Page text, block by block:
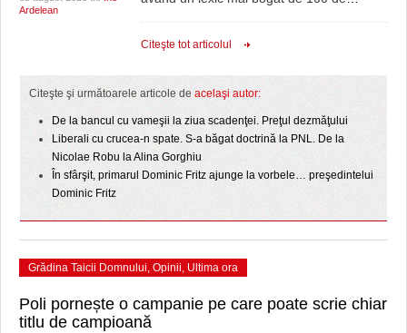
FARMACII DIN TIMIŞOARA
LICEE, ŞCOLI ŞI GRĂDINIŢE DIN TIMIŞ
PRIMĂRIILE DIN TIMIŞ
SFATUL MEDICULUI
Ardelean
Citeşte tot articolul
Citeşte şi următoarele articole de acelaşi autor:
De la bancul cu vameşii la ziua scadenţei. Preţul dezmăţului
Liberali cu crucea-n spate. S-a băgat doctrină la PNL. De la
Nicolae Robu la Alina Gorghiu
În sfârşit, primarul Dominic Fritz ajunge la vorbele… preşedintelui
Dominic Fritz
Grădina Taicii Domnului, Opinii, Ultima ora
Poli pornește o campanie pe care poate scrie chiar
titlu de campioană